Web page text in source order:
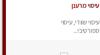
עיסוי מרענן
עיסוי שוודי, עיסוי
ספורטיבי...